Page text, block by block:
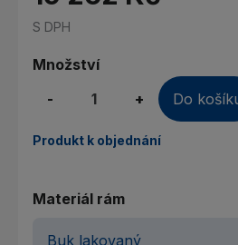
S DPH
Množství
-
+ Do
Produkt k objednání
Materiál rám